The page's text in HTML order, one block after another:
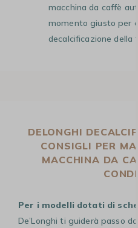
macchina da caffè
momento giusto per
decalcificazione della
DELONGHI
CONSIGLI PER
MACCHINA DA
Per i modelli dotati di
De’Longhi ti guiderà passo